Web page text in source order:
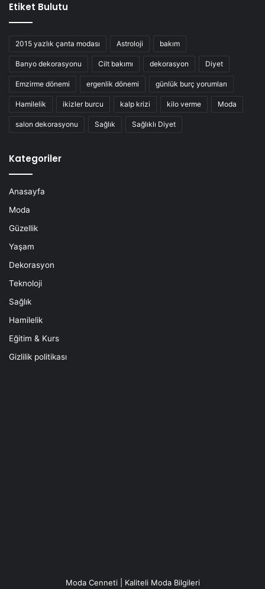
Etiket Bulutu
2015 yazlık çanta modası Astroloji bakım
Banyo dekorasyonu Cilt bakımı dekorasyon Diyet
Emzirme dönemi ergenlik dönemi günlük burç yorumları
Hamilelik ikizler burcu kalp krizi kilo verme Moda
salon dekorasyonu Sağlık Sağlıklı Diyet
Kategoriler
Anasayfa
Moda
Güzellik
Yaşam
Dekorasyon
Teknoloji
Sağlık
Hamilelik
Eğitim & Kurs
Gizlilik politikası
Moda Cenneti | Kaliteli Moda Bilgileri